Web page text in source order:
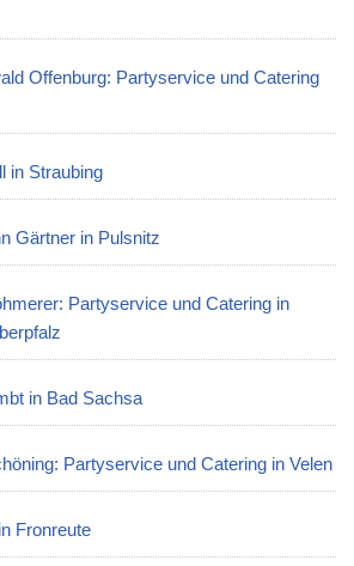
Offenburg: Partyservice und Catering
in Straubing
Gärtner in Pulsnitz
Partyservice und Catering in
in Bad Sachsa
Partyservice und Catering in Velen
Fronreute